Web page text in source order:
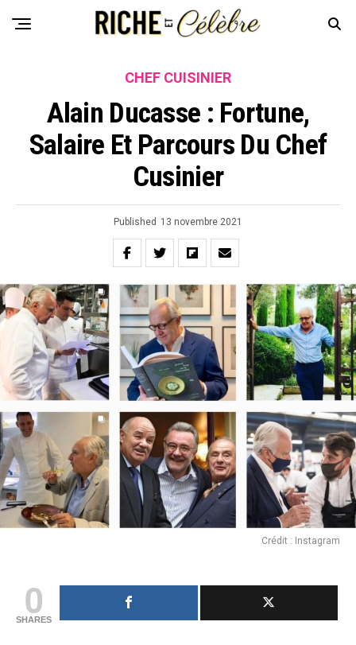
CHEF CUISINIER
Alain Ducasse : Fortune,
Salaire Et Parcours Du Chef
Cusinier
Published 13 novembre 2021
Crédit : Instagram
0
SHARES